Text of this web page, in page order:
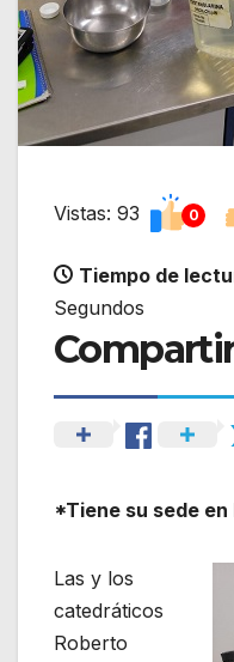
Vistas: 93 0
Tiempo de
Segundos
*Tiene su sede en
Las y los
catedráticos
Roberto